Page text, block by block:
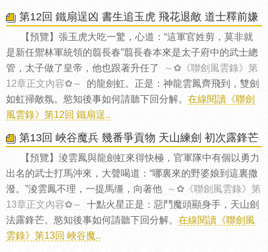
第12回 鐵扇逞凶 書生追玉虎 飛花退敵 道士釋前嫌
【預覽】張玉虎大吃一驚，心道：“這軍官姓剪，莫非就
是新任禦林軍統領的翦長春”翦長春本來是太子府中的武士總
管，太子做了皇帝，他也跟著升任了
～✿《聯劍風雲錄》第
12章正文內容✿～
的龍劍虹。正是：神龍雲鳳齊飛到，雙劍
如虹掃敵氛。慾知後事如何請聽下回分解。 在線閱讀《聯劍
風雲錄》第12回 鐵扇逞..
第13回 峽谷魔兵 幾番爭貢物 天山練劍 初次露鋒芒
【預覽】淩雲鳳與龍劍虹來得快極，官軍隊中有個以勇力
出名的武士打馬沖來，大聲喝道：“哪裏來的野婆娘到這裏撒
潑。”淩雲鳳不理，一提馬缰，向著他
～✿《聯劍風雲錄》第
13章正文內容✿～
十點火星正是：惡鬥魔頭顯身手，天山劍
法露鋒芒。慾知後事如何請聽下回分解。 在線閱讀《聯劍風
雲錄》第13回 峽谷魔..